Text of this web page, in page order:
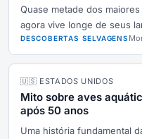
Quase metade dos
agora vive longe de seus
DESCOBERTAS SELVAGENS
🇺🇸 ESTADOS UNIDOS
Mito sobre aves
após 50 anos
Uma história fundamental